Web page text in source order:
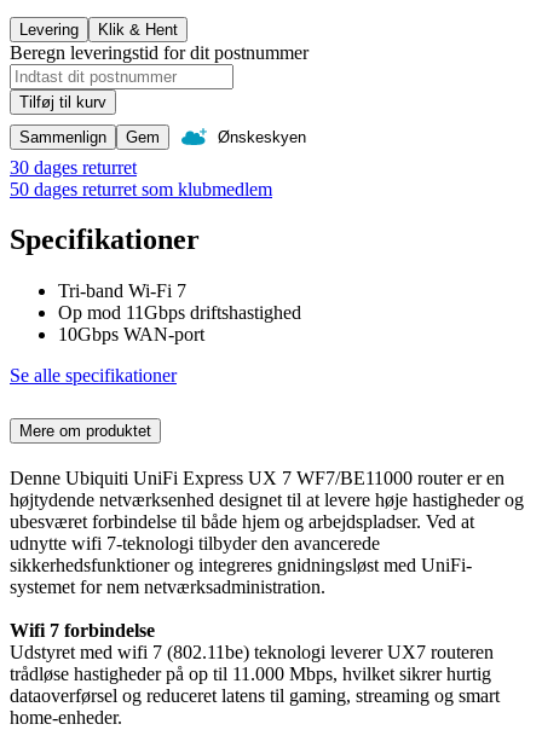
Levering Klik & Hent
Beregn leveringstid for dit postnummer
Tilføj til kurv
Sammenlign
Gem Ønskeskyen
30 dages returret
50 dages returret som klubmedlem
Specifikationer
Tri-band Wi-Fi 7
Op mod 11Gbps driftshastighed
10Gbps WAN-port
Se alle specifikationer
Mere om produktet
Denne Ubiquiti UniFi Express UX 7 WF7/BE11000 router er en
højtydende netværksenhed designet til at levere høje hastigheder og
ubesværet forbindelse til både hjem og arbejdspladser. Ved at
udnytte wifi 7-teknologi tilbyder den avancerede
sikkerhedsfunktioner og integreres gnidningsløst med UniFi-
systemet for nem netværksadministration.
Wifi 7 forbindelse
Udstyret med wifi 7 (802.11be) teknologi leverer UX7 routeren
trådløse hastigheder på op til 11.000 Mbps, hvilket sikrer hurtig
dataoverførsel og reduceret latens til gaming, streaming og smart
home-enheder.